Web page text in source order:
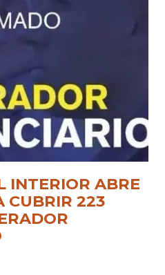
INTERIOR ABRE
CUBRIR 223